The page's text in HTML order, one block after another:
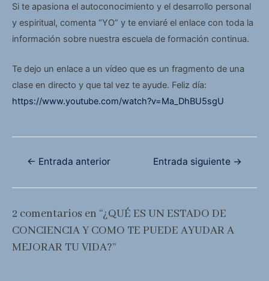
Si te apasiona el autoconocimiento y el desarrollo personal
y espiritual, comenta “YO” y te enviaré el enlace con toda la
información sobre nuestra escuela de formación continua.
Te dejo un enlace a un vídeo que es un fragmento de una
clase en directo y que tal vez te ayude. Feliz día:
https://www.youtube.com/watch?v=Ma_DhBU5sgU
Navegación
← Entrada anterior Entrada siguiente →
2 comentarios en “¿QUÉ ES UN ESTADO DE
CONCIENCIA Y COMO TE PUEDE AYUDAR A
MEJORAR TU VIDA?”